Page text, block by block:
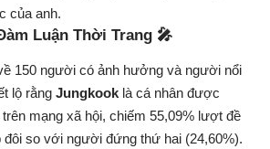
của anh.
Luận Thời Trang 🎤
150 người có ảnh hưởng và người nổi
lộ rằng Jungkook là cá nhân được
trên mạng xã hội, chiếm 55,09% lượt đề
đôi so với người đứng thứ hai (24,60%).